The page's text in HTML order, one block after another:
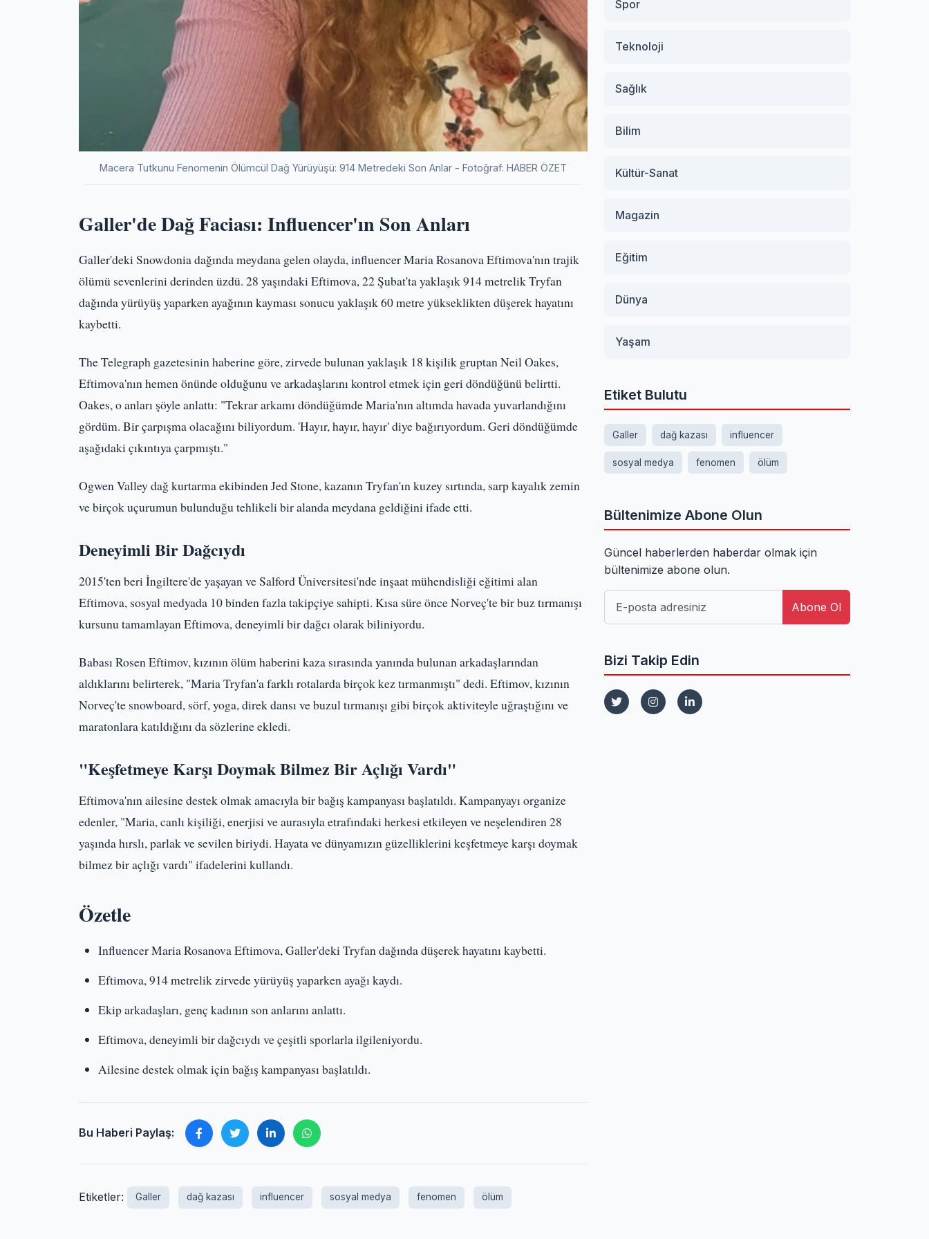
Macera Tutkunu Fenomenin Ölümcül Dağ Yürüyüşü: 914 Metredeki Son Anlar - Fotoğraf: HABER ÖZET
Galler'de Dağ Faciası: Influencer'ın Son Anları
Galler'deki Snowdonia dağında meydana gelen olayda, influencer Maria Rosanova Eftimova'nın trajik
ölümü sevenlerini derinden üzdü. 28 yaşındaki Eftimova, 22 Şubat'ta yaklaşık 914 metrelik Tryfan
dağında yürüyüş yaparken ayağının kayması sonucu yaklaşık 60 metre yükseklikten düşerek hayatını
kaybetti.
The Telegraph gazetesinin haberine göre, zirvede bulunan yaklaşık 18 kişilik gruptan Neil Oakes,
Eftimova'nın hemen önünde olduğunu ve arkadaşlarını kontrol etmek için geri döndüğünü belirtti.
Oakes, o anları şöyle anlattı: "Tekrar arkamı döndüğümde Maria'nın altımda havada yuvarlandığını
gördüm. Bir çarpışma olacağını biliyordum. 'Hayır, hayır, hayır' diye bağırıyordum. Geri döndüğümde
aşağıdaki çıkıntıya çarpmıştı."
Ogwen Valley dağ kurtarma ekibinden Jed Stone, kazanın Tryfan'ın kuzey sırtında, sarp kayalık zemin
ve birçok uçurumun bulunduğu tehlikeli bir alanda meydana geldiğini ifade etti.
Deneyimli Bir Dağcıydı
2015'ten beri İngiltere'de yaşayan ve Salford Üniversitesi'nde inşaat mühendisliği eğitimi alan
Eftimova, sosyal medyada 10 binden fazla takipçiye sahipti. Kısa süre önce Norveç'te bir buz tırmanışı
kursunu tamamlayan Eftimova, deneyimli bir dağcı olarak biliniyordu.
Babası Rosen Eftimov, kızının ölüm haberini kaza sırasında yanında bulunan arkadaşlarından
aldıklarını belirterek, "Maria Tryfan'a farklı rotalarda birçok kez tırmanmıştı" dedi. Eftimov, kızının
Norveç'te snowboard, sörf, yoga, direk dansı ve buzul tırmanışı gibi birçok aktiviteyle uğraştığını ve
maratonlara katıldığını da sözlerine ekledi.
"Keşfetmeye Karşı Doymak Bilmez Bir Açlığı Vardı"
Eftimova'nın ailesine destek olmak amacıyla bir bağış kampanyası başlatıldı. Kampanyayı organize
edenler, "Maria, canlı kişiliği, enerjisi ve aurasıyla etrafındaki herkesi etkileyen ve neşelendiren 28
yaşında hırslı, parlak ve sevilen biriydi. Hayata ve dünyamızın güzelliklerini keşfetmeye karşı doymak
bilmez bir açlığı vardı" ifadelerini kullandı.
Özetle
Influencer Maria Rosanova Eftimova, Galler'deki Tryfan dağında düşerek hayatını kaybetti.
Eftimova, 914 metrelik zirvede yürüyüş yaparken ayağı kaydı.
Ekip arkadaşları, genç kadının son anlarını anlattı.
Eftimova, deneyimli bir dağcıydı ve çeşitli sporlarla ilgileniyordu.
Ailesine destek olmak için bağış kampanyası başlatıldı.
Bu Haberi Paylaş:
Etiketler: Galler dağ kazası influencer sosyal medya fenomen ölüm
Spor
Teknoloji
Sağlık
Bilim
Kültür-Sanat
Magazin
Eğitim
Dünya
Yaşam
Etiket Bulutu
Galler dağ kazası influencer
sosyal medya fenomen ölüm
Bültenimize Abone Olun
Güncel haberlerden haberdar olmak için
bültenimize abone olun.
Abone Ol
Bizi Takip Edin